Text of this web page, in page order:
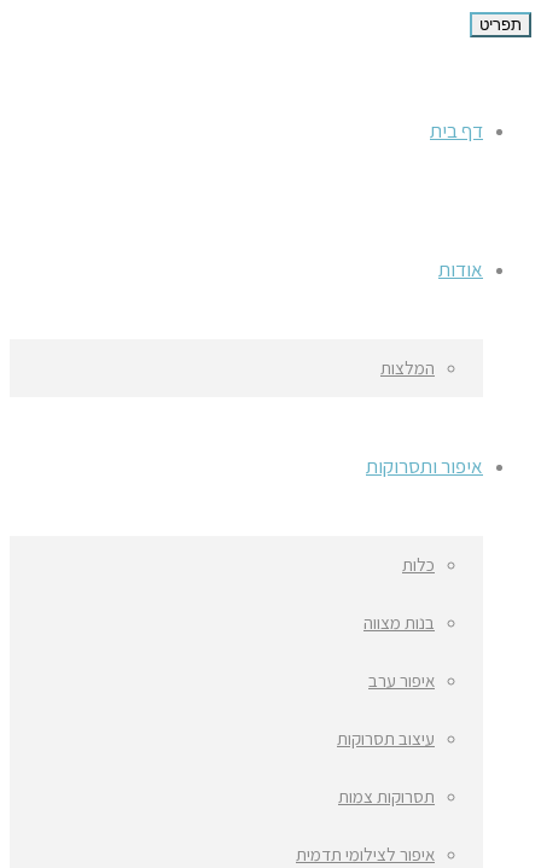
תפריט
דף בית
אודות
המלצות
איפור ותסרוקות
כלות
בנות מצווה
איפור ערב
עיצוב תסרוקות
תסרוקות צמות
איפור לצילומי תדמית